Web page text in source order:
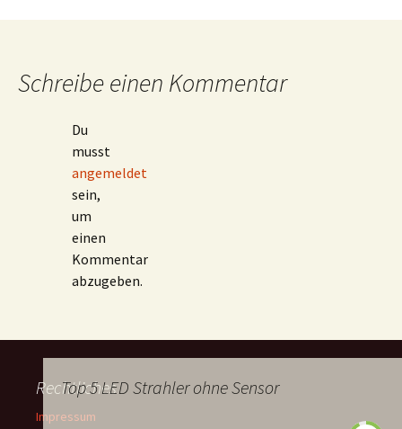
Schreibe einen Kommentar
Du
musst
angemeldet
sein,
um
einen
Kommentar
abzugeben.
Top 5 LED Strahler ohne Sensor
Rechtliches
Impressum